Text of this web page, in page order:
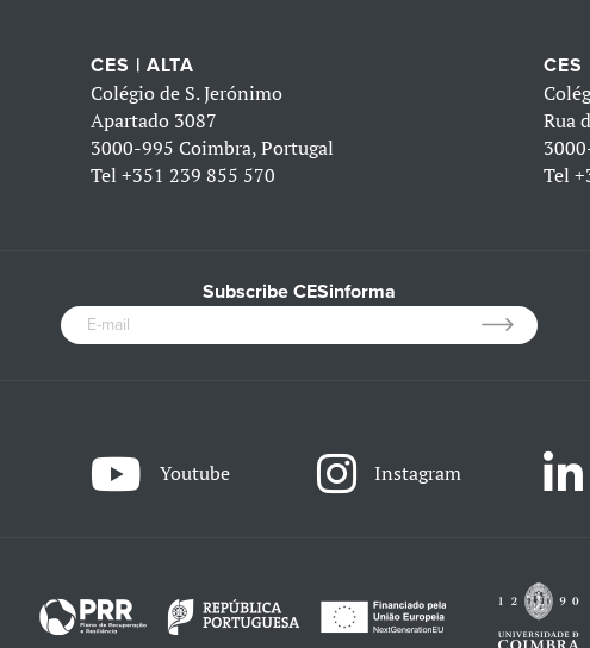
CES | ALTA
Colégio de S. Jerónimo
Apartado 3087
3000-995 Coimbra, Portugal
Tel+351 239 855 570
CES
Rua
Tel
Subscribe CESinforma
Youtube Instagram